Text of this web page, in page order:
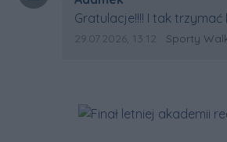
Treść komentarza:
Gratulacje!!!! I tak
na powtórkę z USA a
Data dodania komentarza:
29.07.2026, 13:12 Źródło
Sporty Walki: